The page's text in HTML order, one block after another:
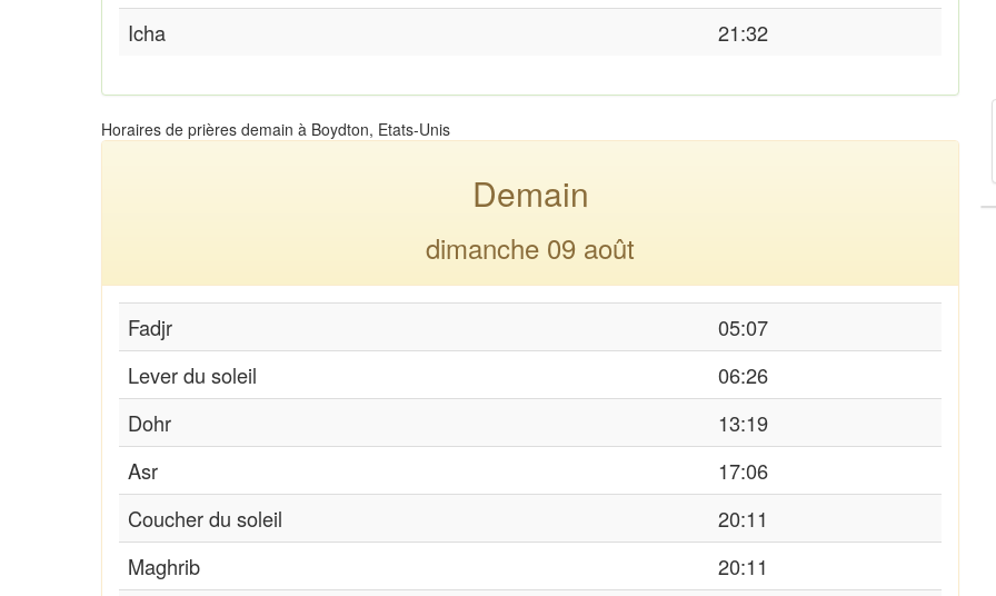
Icha
21:32
Horaires de prières demain à Boydton, Etats-Unis
Demain
dimanche 09 août
Fadjr
05:07
Lever du soleil
06:26
Dohr
13:19
Asr
17:06
Coucher du soleil
20:11
Maghrib
20:11